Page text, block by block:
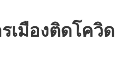
เมืองติดโควิด